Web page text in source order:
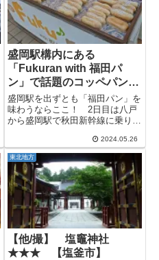
盛岡駅構内にある
「Fukuran with 福田パ
ン」で話題のコッペパンを
購入！
盛岡駅を出ずとも「福田パン」を
味わうならここ！ 2日目は八戸
から盛岡駅で秋田新幹線に乗り換
するという事で、一旦盛岡駅まで
移動しました。 秋田新幹線は東
京からだと乗り換え不要で直行で
きますが、青森方面からだと盛
岡...
2024.05.26
東北地方
【他/撮】 塩竈神社
★★★ 【塩釜市】